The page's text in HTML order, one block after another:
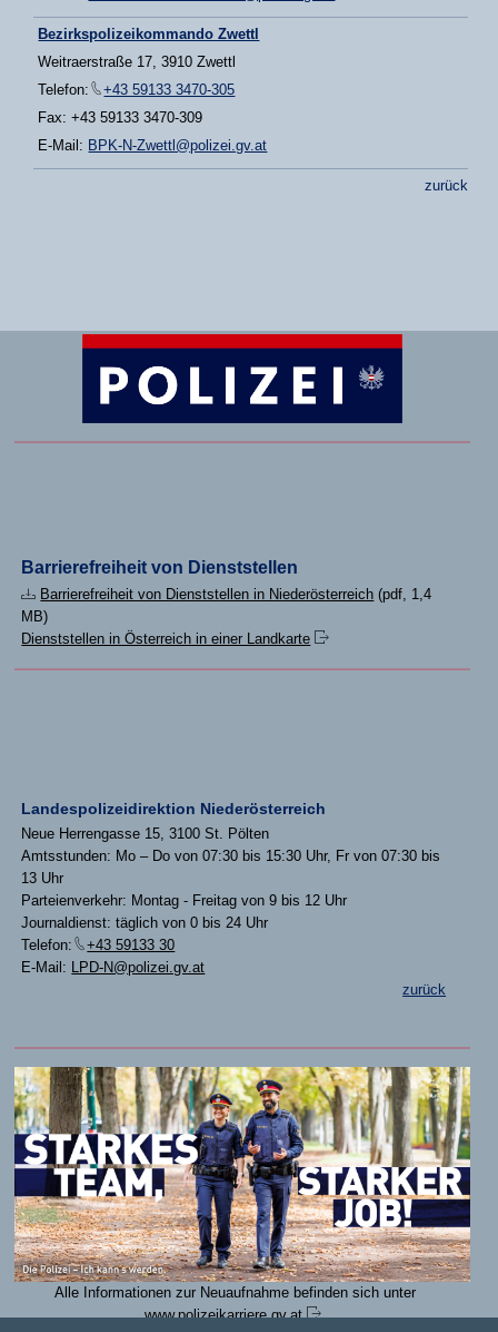
Bezirkspolizeikommando Zwettl
Weitraerstraße 17, 3910 Zwettl
Telefon:
+43 59133 3470-305
Fax: +43 59133 3470-309
E-Mail: BPK-N-Zwettl@polizei.gv.at
zurück
Barrierefreiheit von Dienststellen
Barrierefreiheit von Dienststellen in Niederösterreich (pdf, 1,4
MB)
Dienststellen in Österreich in einer Landkarte
Landespolizeidirektion Niederösterreich
Neue Herrengasse 15, 3100 St. Pölten
Amtsstunden: Mo – Do von 07:30 bis 15:30 Uhr, Fr von 07:30 bis
13 Uhr
Parteienverkehr: Montag - Freitag von 9 bis 12 Uhr
Journaldienst: täglich von 0 bis 24 Uhr
Telefon:
+43 59133 30
E-Mail: LPD-N@polizei.gv.at
zurück
Alle Informationen zur Neuaufnahme befinden sich unter
www.polizeikarriere.gv.at
.